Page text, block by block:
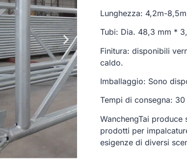
Lunghezza: 4,2m-
Tubi: Dia. 48,3 mm *
Finitura: disponibili
caldo.
Imballaggio: Sono
Tempi di consegna:
WanchengTai
prodotti per
esigenze di diversi